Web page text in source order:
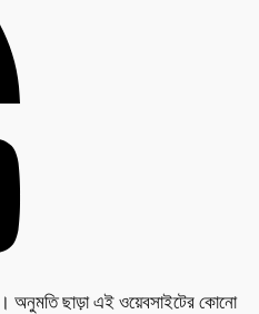
অনুমতি ছাড়া এই ওয়েবসাইটের কোনো